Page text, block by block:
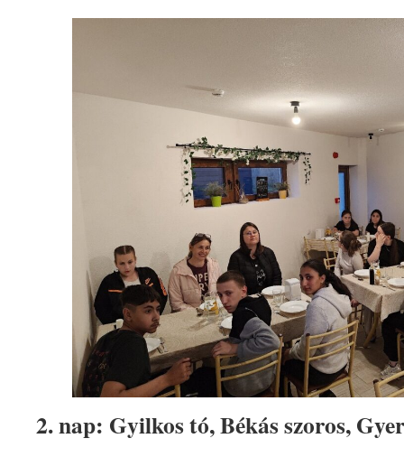
2. nap: Gyilkos tó, Békás szoros,